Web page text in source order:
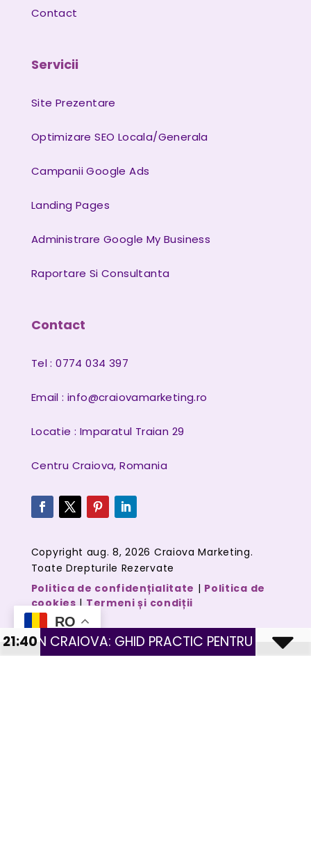
Contact
Servicii
Site Prezentare
Optimizare SEO Locala/Generala
Campanii Google Ads
Landing Pages
Administrare Google My Business
Raportare Si Consultanta
Contact
Tel : 0774 034 397
Email : info@craiovamarketing.ro
Locatie : Imparatul Traian 29
Centru Craiova, Romania
Copyright aug. 8, 2026 Craiova Marketing.
Toate Drepturile Rezervate
Politica de confidențialitate | Politica de
cookies|Termeni și condiții
RO
CRAIOVA: GHID PRACTIC PENTRU MAGAZINE CU
21:40